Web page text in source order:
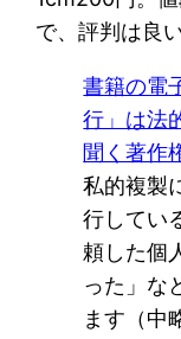
で、評判は良
書籍の電
行」は法
聞く著作
私的複製
行してい
頼した個
った」な
ます（中